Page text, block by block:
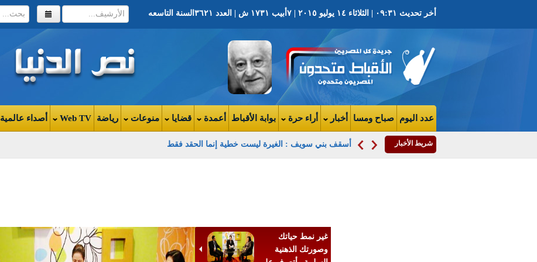
أخر تحديث ٠٩:٣١ | الثلاثاء ١٤ يوليو ٢٠١٥ | ٧أبيب ١٧٣١ ش | العدد ٣٦٢١السنة التاسعه
عدد اليوم صباح ومسا أخبار أراء حرة بوابة الأقباط أعمدة قضايا منوعات رياضة Web TV أصداء عالمية
شريط الأخبار أسقف بني سويف : الغيرة ليست خطية إنما الحقد فقط
حقيقية"
غير نمط حياتك
وصورتك الذهنية